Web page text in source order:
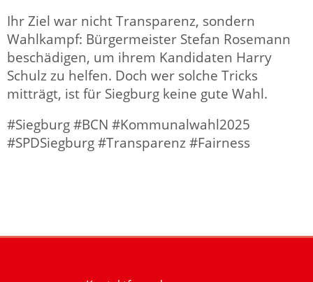
Ihr Ziel war nicht Transparenz, sondern
Wahlkampf: Bürgermeister Stefan Rosemann
beschädigen, um ihrem Kandidaten Harry
Schulz zu helfen. Doch wer solche Tricks
mitträgt, ist für Siegburg keine gute Wahl.
#Siegburg #BCN #Kommunalwahl2025
#SPDSiegburg #Transparenz #Fairness